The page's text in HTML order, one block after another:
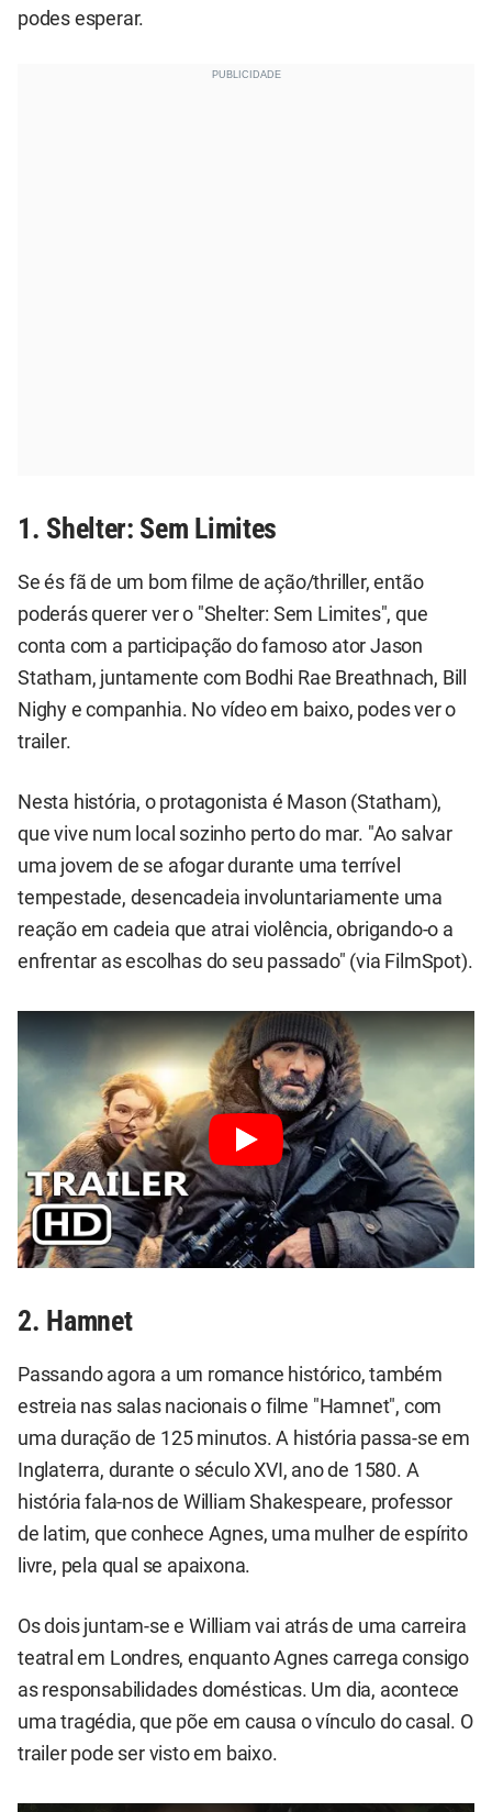
podes esperar.
1. Shelter: Sem Limites
Se és fã de um bom filme de ação/thriller, então
poderás querer ver o "Shelter: Sem Limites", que
conta com a participação do famoso ator Jason
Statham, juntamente com Bodhi Rae Breathnach, Bill
Nighy e companhia. No vídeo em baixo, podes ver o
trailer.
Nesta história, o protagonista é Mason (Statham),
que vive num local sozinho perto do mar. "Ao salvar
uma jovem de se afogar durante uma terrível
tempestade, desencadeia involuntariamente uma
reação em cadeia que atrai violência, obrigando-o a
enfrentar as escolhas do seu passado" (via FilmSpot).
2. Hamnet
Passando agora a um romance histórico, também
estreia nas salas nacionais o filme "Hamnet", com
uma duração de 125 minutos. A história passa-se em
Inglaterra, durante o século XVI, ano de 1580. A
história fala-nos de William Shakespeare, professor
de latim, que conhece Agnes, uma mulher de espírito
livre, pela qual se apaixona.
Os dois juntam-se e William vai atrás de uma carreira
teatral em Londres, enquanto Agnes carrega consigo
as responsabilidades domésticas. Um dia, acontece
uma tragédia, que põe em causa o vínculo do casal. O
trailer pode ser visto em baixo.